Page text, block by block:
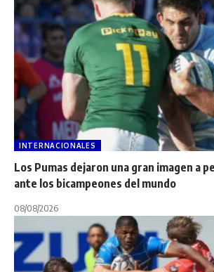
INTERNACIONALES
Los Pumas dejaron una gran imagen a
ante los bicampeones del mundo
08/08/2026